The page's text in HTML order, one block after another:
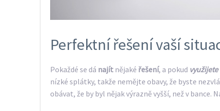
Perfektní řešení vaší
Pokaždé se dá najít nějaké řešení, a pokud
nízké splátky, takže nemějte obavy, že byste
obávat, že by byl nějak výrazně vyšší, než v bance.